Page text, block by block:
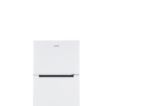
Capacité
litres